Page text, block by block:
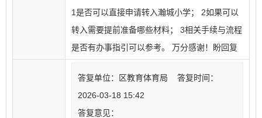
1是否可以直接申请转入瀚城小学； 2如果可以
转入需要提前准备哪些材料； 3相关手续与流程
是否有办事指引可以参考。 万分感谢！盼回复
答复单位：区教育体育局 答复时间：
2026-03-18 15:42
答复意见：